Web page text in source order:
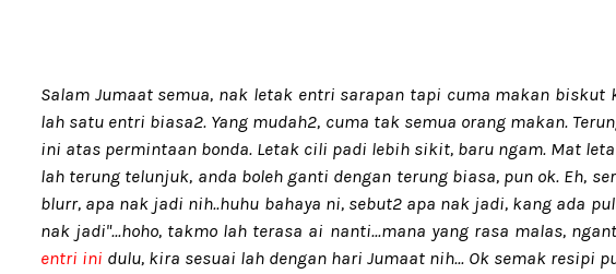
Salam Jumaat semua, nak letak entri sarapan tapi cuma makan
lah satu entri biasa2. Yang mudah2, cuma tak semua orang makan.
ini atas permintaan bonda. Letak cili padi lebih sikit, baru ngam. Mat
lah terung telunjuk, anda boleh ganti dengan terung biasa, pun ok. Eh,
blurr, apa nak jadi nih..huhu bahaya ni, sebut2 apa nak jadi, kang ada
nak jadi"...hoho, takmo lah terasa ai nanti...mana yang rasa malas,
entri ini dulu, kira sesuai lah dengan hari Jumaat nih... Ok semak resipi